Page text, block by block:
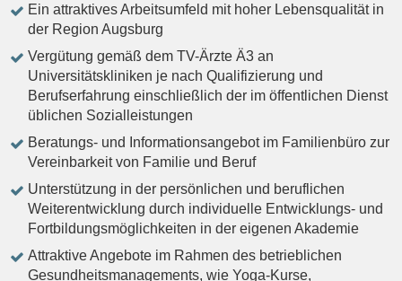
Ein attraktives Arbeitsumfeld mit hoher Lebensqualität in
der Region Augsburg
Vergütung gemäß dem TV-Ärzte Ä3 an
Universitätskliniken je nach Qualifizierung und
Berufserfahrung einschließlich der im öffentlichen Dienst
üblichen Sozialleistungen
Beratungs- und Informationsangebot im Familienbüro zur
Vereinbarkeit von Familie und Beruf
Unterstützung in der persönlichen und beruflichen
Weiterentwicklung durch individuelle Entwicklungs- und
Fortbildungsmöglichkeiten in der eigenen Akademie
Attraktive Angebote im Rahmen des betrieblichen
Gesundheitsmanagements, wie Yoga-Kurse,